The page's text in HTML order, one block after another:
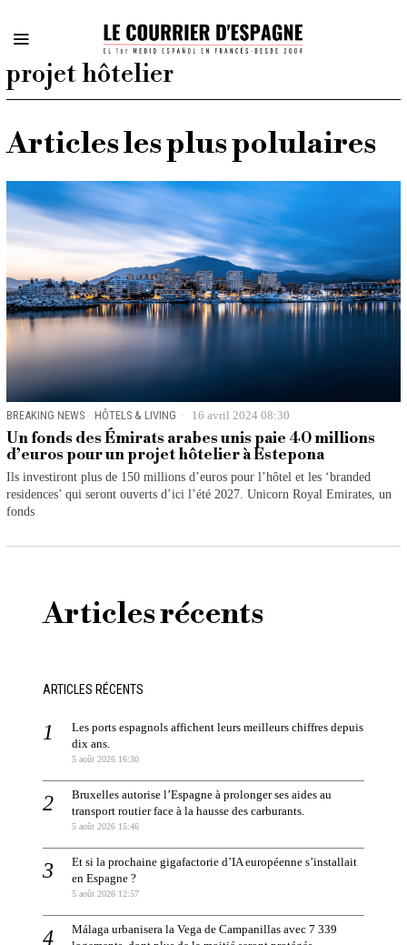
projet hôtelier
Articles les plus polulaires
BREAKING NEWS · HÔTELS & LIVING 16 avril 2024 08:30
Un fonds des Émirats arabes unis paie 40 millions
d’euros pour un projet hôtelier à Estepona
Ils investiront plus de 150 millions d’euros pour l’hôtel et les ‘branded
residences’ qui seront ouverts d’ici l’été 2027. Unicorn Royal Emirates, un
fonds
Articles récents
ARTICLES RÉCENTS
Les ports espagnols affichent leurs meilleurs chiffres depuis
dix ans.
5 août 2026 16:30
Bruxelles autorise l’Espagne à prolonger ses aides au
transport routier face à la hausse des carburants.
5 août 2026 15:46
Et si la prochaine gigafactorie d’IA européenne s’installait
en Espagne ?
5 août 2026 12:57
Málaga urbanisera la Vega de Campanillas avec 7 339